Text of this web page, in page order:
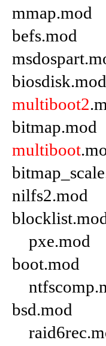
befs.mod
multiboot2
multiboot
boot.mod
bsd.mod